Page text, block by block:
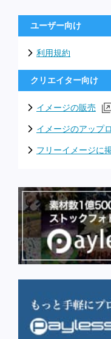
ユーザー向け
利用規約
クリエイター向け
イメージの販売
イメージのアップ
フリーイメージに